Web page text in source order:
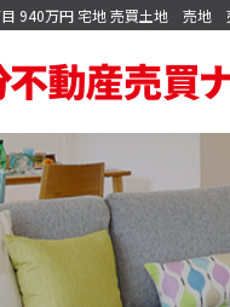
940万円 宅地 売買土地 売地